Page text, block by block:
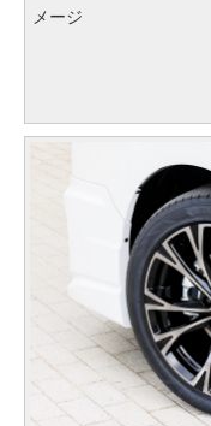
メージ